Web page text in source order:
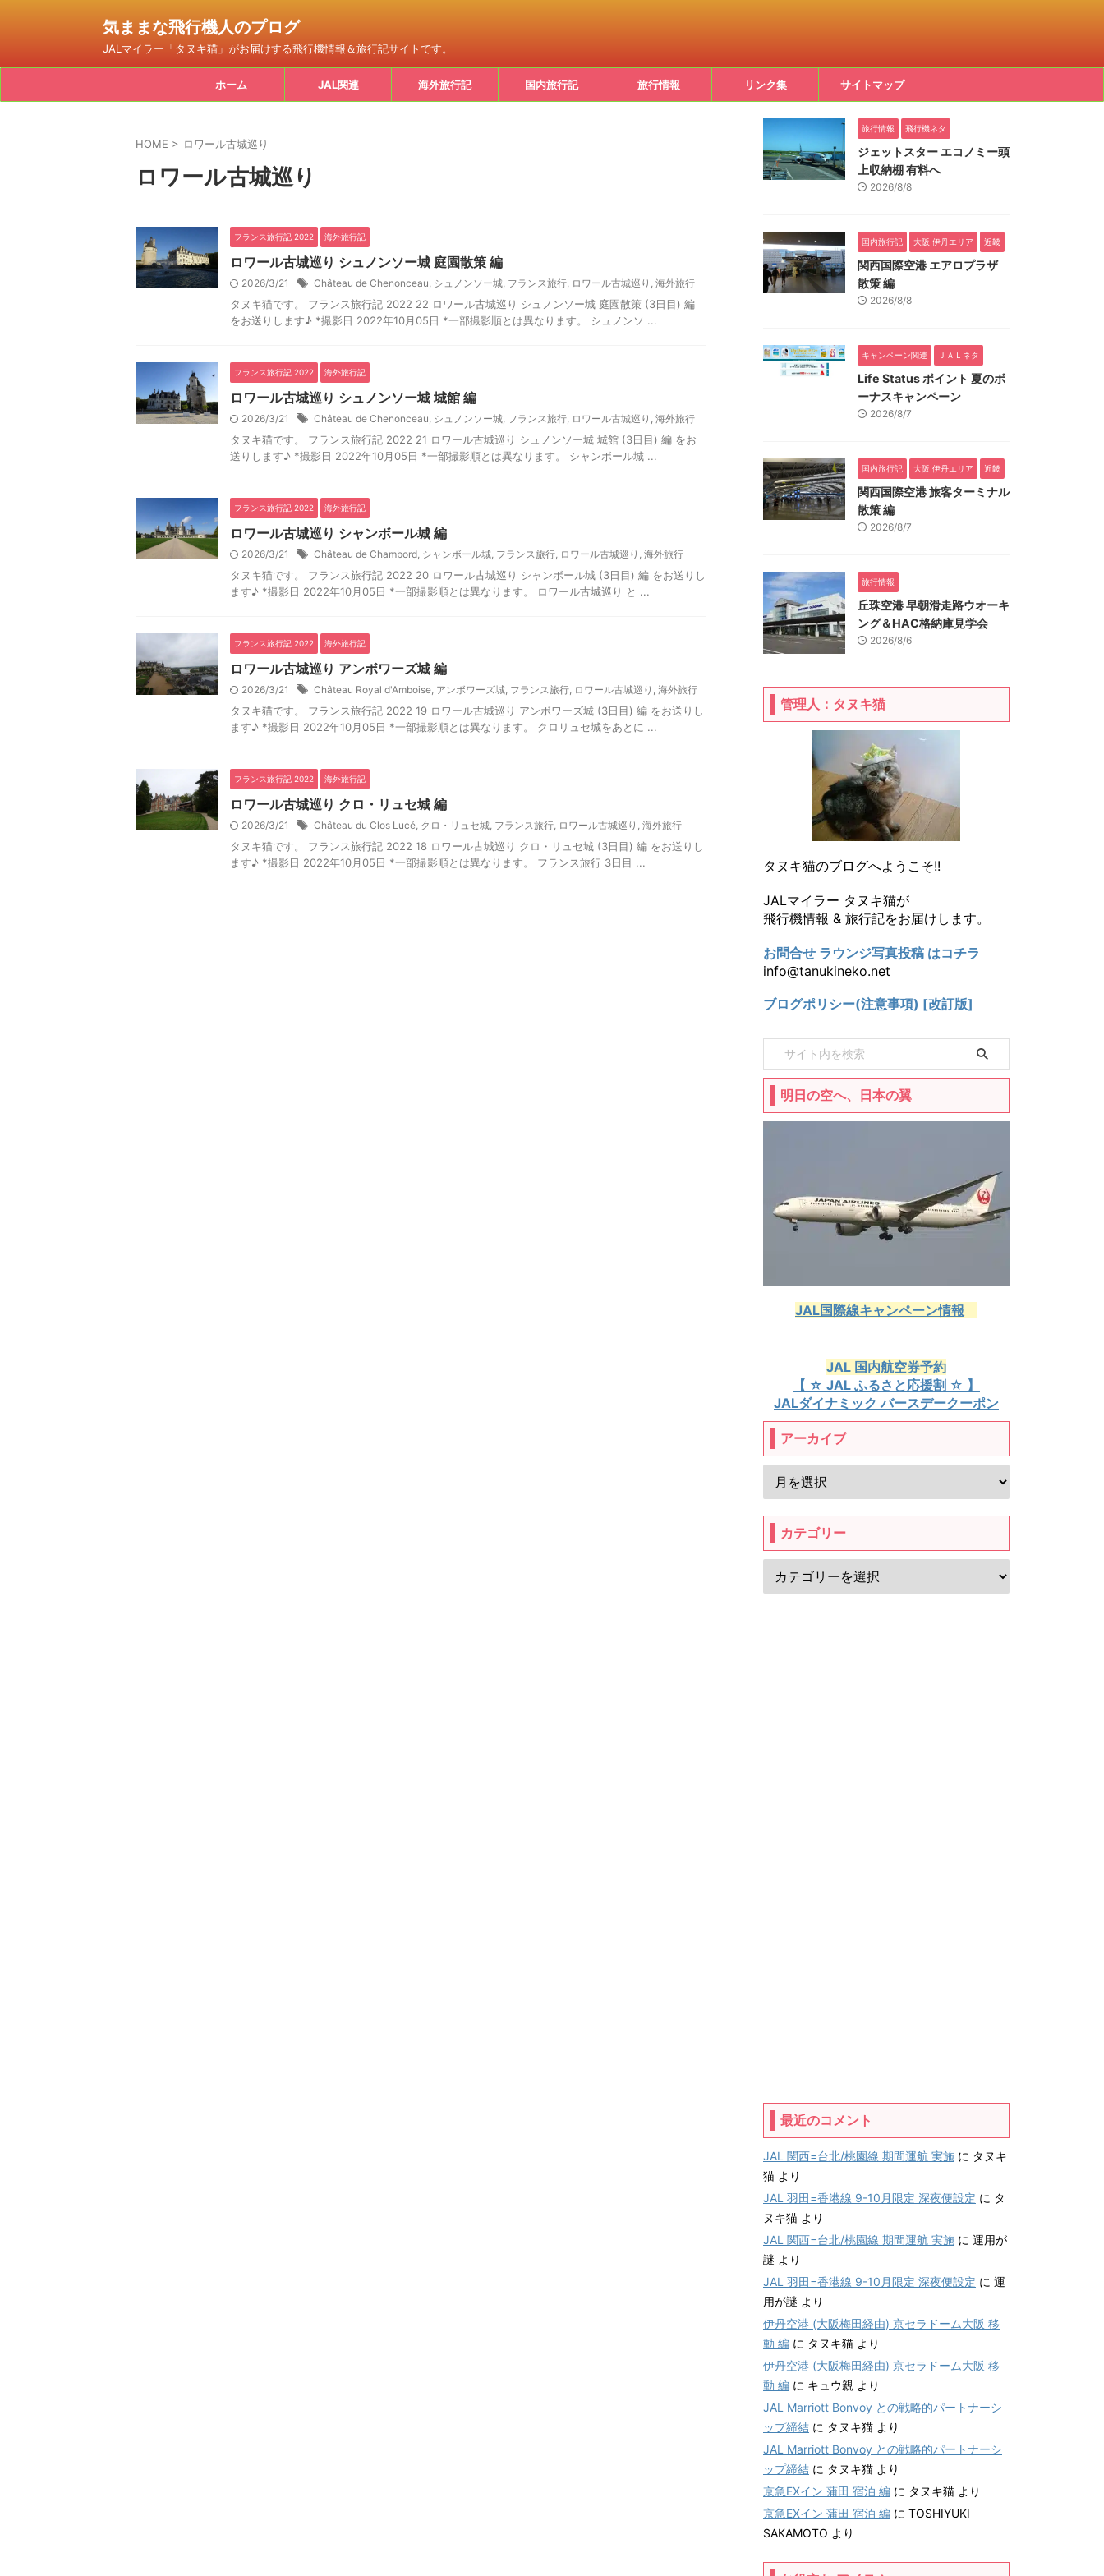
気ままな飛行機人のプログ
JALマイラー「タヌキ猫」がお届けする飛行機情報＆旅行記サイトです。
ホーム JAL関連 海外旅行記 国内旅行記 旅行情報 リンク集 サイトマップ
HOME > ロワール古城巡り
ロワール古城巡り
フランス旅行記 2022 海外旅行記
ロワール古城巡り シュノンソー城 庭園散策 編
2026/3/21 Château de Chenonceau, シュノンソー城, フランス旅行, ロワール古城巡り , 海外旅行
タヌキ猫です。 フランス旅行記 2022 22 ロワール古城巡り シュノンソー城 庭園散策 (3日目) 編
をお送りします♪ *撮影日 2022年10月05日 *一部撮影順とは異なります。 シュノンソ ...
フランス旅行記 2022 海外旅行記
ロワール古城巡り シュノンソー城 城館 編
2026/3/21 Château de Chenonceau, シュノンソー城, フランス旅行, ロワール古城巡り , 海外旅行
タヌキ猫です。 フランス旅行記 2022 21 ロワール古城巡り シュノンソー城 城館 (3日目) 編 をお
送りします♪ *撮影日 2022年10月05日 *一部撮影順とは異なります。 シャンボール城 ...
フランス旅行記 2022 海外旅行記
ロワール古城巡り シャンボール城 編
2026/3/21 Château de Chambord, シャンボール城, フランス旅行, ロワール古城巡り , 海外旅行
タヌキ猫です。 フランス旅行記 2022 20 ロワール古城巡り シャンボール城 (3日目) 編 をお送りし
ます♪ *撮影日 2022年10月05日 *一部撮影順とは異なります。 ロワール古城巡り と ...
フランス旅行記 2022 海外旅行記
ロワール古城巡り アンボワーズ城 編
2026/3/21 Château Royal d'Amboise, アンボワーズ城, フランス旅行, ロワール古城巡り , 海外旅行
タヌキ猫です。 フランス旅行記 2022 19 ロワール古城巡り アンボワーズ城 (3日目) 編 をお送りし
ます♪ *撮影日 2022年10月05日 *一部撮影順とは異なります。 クロリュセ城をあとに ...
フランス旅行記 2022 海外旅行記
ロワール古城巡り クロ・リュセ城 編
2026/3/21 Château du Clos Lucé, クロ・リュセ城, フランス旅行, ロワール古城巡り , 海外旅行
タヌキ猫です。 フランス旅行記 2022 18 ロワール古城巡り クロ・リュセ城 (3日目) 編 をお送りし
ます♪ *撮影日 2022年10月05日 *一部撮影順とは異なります。 フランス旅行 3日目 ...
旅行情報 飛行機ネタ
ジェットスター エコノミー頭
上収納棚 有料へ
2026/8/8
国内旅行記 大阪 伊丹エリア 近畿
関西国際空港 エアロプラザ
散策 編
2026/8/8
キャンペーン関連 ＪＡＬネタ
Life Status ポイント 夏のボ
ーナスキャンペーン
2026/8/7
国内旅行記 大阪 伊丹エリア 近畿
関西国際空港 旅客ターミナル
散策 編
2026/8/7
旅行情報
丘珠空港 早朝滑走路ウオーキ
ング＆HAC格納庫見学会
2026/8/6
管理人：タヌキ猫
タヌキ猫のブログへようこそ!!
JALマイラー タヌキ猫が
飛行機情報 & 旅行記をお届けします。
お問合せ ラウンジ写真投稿 はコチラ
info@tanukineko.net
ブログポリシー(注意事項) [改訂版]
明日の空へ、日本の翼
JAL国際線キャンペーン情報
JAL 国内航空券予約
【 ☆ JAL ふるさと応援割 ☆ 】
JALダイナミック バースデークーポン
アーカイブ
カテゴリー
最近のコメント
JAL 関西=台北/桃園線 期間運航 実施 に タヌキ
猫 より
JAL 羽田=香港線 9-10月限定 深夜便設定 に タ
ヌキ猫 より
JAL 関西=台北/桃園線 期間運航 実施 に 運用が
謎 より
JAL 羽田=香港線 9-10月限定 深夜便設定 に 運
用が謎 より
伊丹空港 (大阪梅田経由) 京セラドーム大阪 移
動 編 に タヌキ猫 より
伊丹空港 (大阪梅田経由) 京セラドーム大阪 移
動 編 に キュウ親 より
JAL Marriott Bonvoy との戦略的パートナーシ
ップ締結 に タヌキ猫 より
JAL Marriott Bonvoy との戦略的パートナーシ
ップ締結 に タヌキ猫 より
京急EXイン 蒲田 宿泊 編 に タヌキ猫 より
京急EXイン 蒲田 宿泊 編 に TOSHIYUKI
SAKAMOTO より